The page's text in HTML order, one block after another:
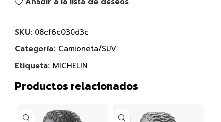
SKU: 08cf6c030d3c
Categoría: Camioneta/SUV
Etiqueta: MICHELIN
Productos relacionados